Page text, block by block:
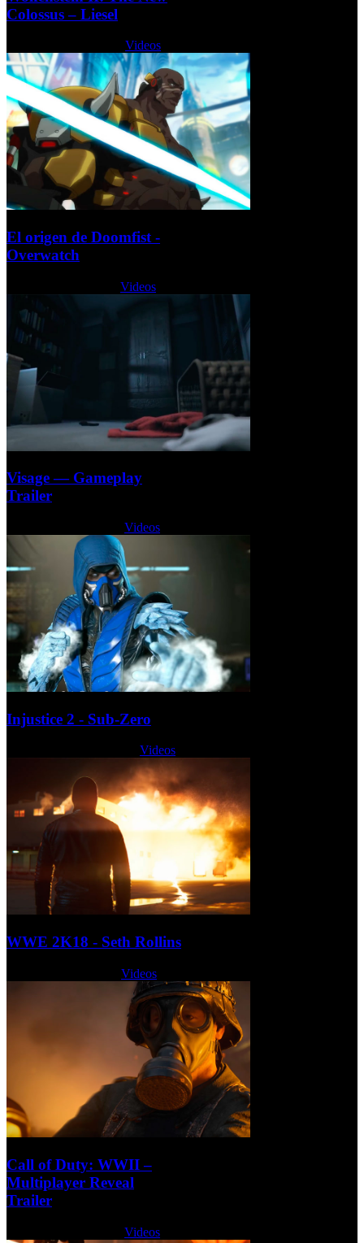
Colossus – Liesel
Videos
El origen de Doomfist -
Overwatch
Videos
Visage — Gameplay
Trailer
Videos
Injustice 2 - Sub-Zero
Videos
WWE 2K18 - Seth Rollins
Videos
Call of Duty: WWII –
Multiplayer Reveal
Trailer
Videos